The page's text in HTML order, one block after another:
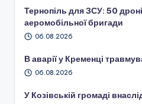
Тернопіль для ЗСУ: 50
аеромобільної бригади
06.08.2026
В аварії у Кременці
06.08.2026
У Козівській громаді